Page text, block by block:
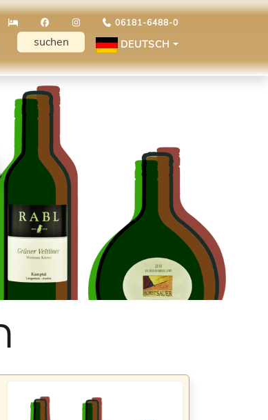
06181-6488-0
DEUTSCH